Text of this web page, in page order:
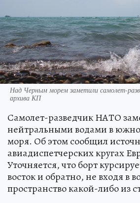
Над Черным морем заметили самолет-
архива КП
Самолет-разведчик НАТО
нейтральными водами в
моря. Об этом сообщил
авиадиспетчерских кругах
Уточняется, что борт
восток и обратно, не входя в
пространство какой-либо из